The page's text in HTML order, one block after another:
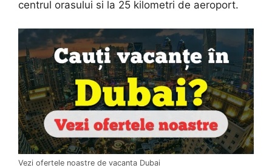
centrul orasului si la 25 kilometri de aeroport.
Vezi ofertele noastre de vacanta Dubai